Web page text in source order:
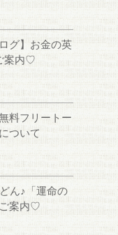
グ】お金の英
案内♡
料フリートー
ついて
ん♪「運命の
案内♡